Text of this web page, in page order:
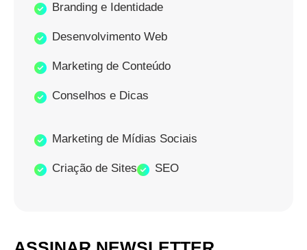
Branding e Identidade
Desenvolvimento Web
Marketing de Conteúdo
Conselhos e Dicas
Marketing de Mídias Sociais
Criação de Sites SEO